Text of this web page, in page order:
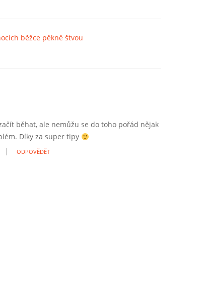
běžce pěkně štvou
běhat, ale nemůžu se do toho pořád nějak
Díky za super tipy
ODPOVĚDĚT